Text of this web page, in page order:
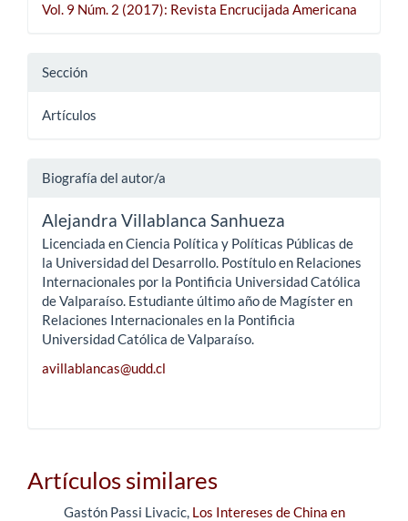
Vol. 9 Núm. 2 (2017): Revista Encrucijada Americana
Sección
Artículos
Biografía del autor/a
Alejandra Villablanca Sanhueza
Licenciada en Ciencia Política y Políticas Públicas de
la Universidad del Desarrollo. Postítulo en Relaciones
Internacionales por la Pontificia Universidad Católica
de Valparaíso. Estudiante último año de Magíster en
Relaciones Internacionales en la Pontificia
Universidad Católica de Valparaíso.
avillablancas@udd.cl
Artículos similares
Gastón Passi Livacic, Los Intereses de China en